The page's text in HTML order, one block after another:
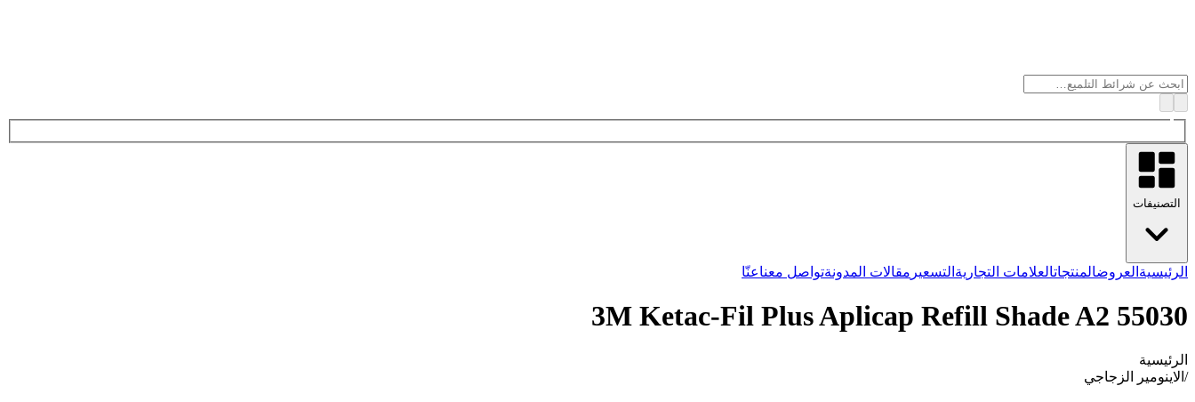
التصنيفات
الرئيسية العروضالمنتجاتالعلامات التجارية التسعير مقالات المدونةتواصل معناعنّا
3M Ketac-Fil Plus Aplicap Refill Shade A2 55030
الرئيسية
/ الاينومير الزجاجي